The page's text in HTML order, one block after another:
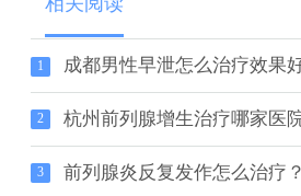
1 成都男性早泄怎么治疗效果
2 杭州前列腺增生治疗哪家医
3 前列腺炎反复发作怎么治疗